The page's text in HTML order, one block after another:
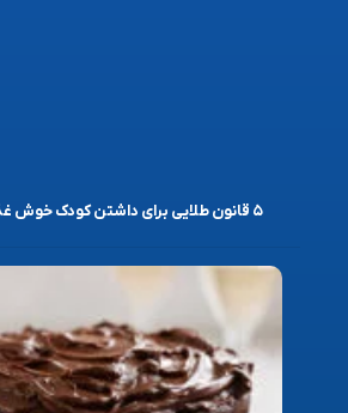
۵ قانون طلایی برای داشتن کودک خوش غذا و خوش اشتها